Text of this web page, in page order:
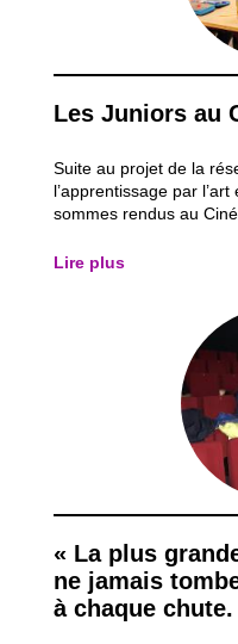
Les Juniors au
Suite au projet de la
l’apprentissage par
sommes rendus au
enfants d’apprendre
Lire plus
« La plus
ne jamais
à chaque chute.